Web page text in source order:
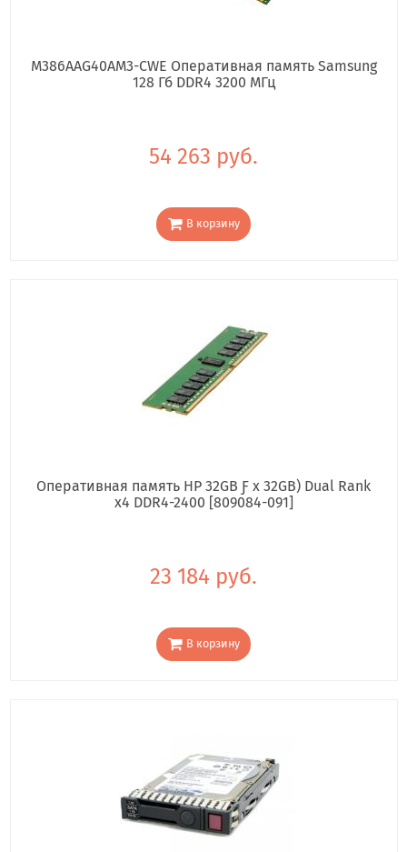
M386AAG40AM3-CWE Оперативная память Samsung
128 Гб DDR4 3200 МГц
54 263 руб.
В корзину
Оперативная память HP 32GB Ƒ x 32GB) Dual Rank
x4 DDR4-2400 [809084-091]
23 184 руб.
В корзину